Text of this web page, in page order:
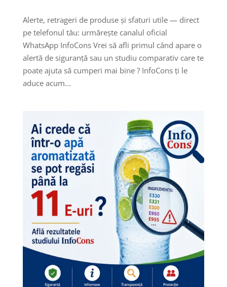
Alerte, retrageri de produse și sfaturi utile — direct
pe telefonul tău: urmărește canalul oficial
WhatsApp InfoCons Vrei să afli primul când apare o
alertă de siguranță sau un studiu comparativ care te
poate ajuta să cumperi mai bine ? InfoCons ți le
aduce acum...